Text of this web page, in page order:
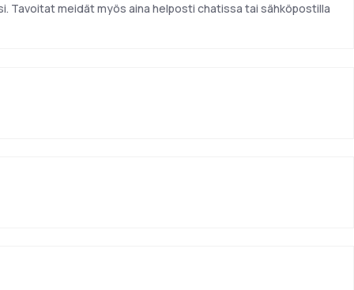
Tavoitat meidät myös aina helposti chatissa tai sähköpostilla